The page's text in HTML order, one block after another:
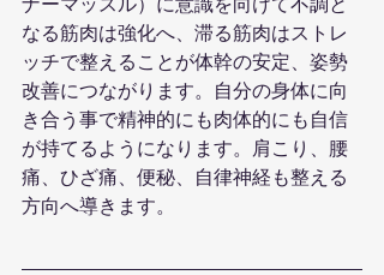
ナーマッスル）に意識を向けて不調と
なる筋肉は強化へ、滞る筋肉はストレ
ッチで整えることが体幹の安定、姿勢
改善につながります。自分の身体に向
き合う事で精神的にも肉体的にも自信
が持てるようになります。肩こり、腰
痛、ひざ痛、便秘、自律神経も整える
方向へ導きます。